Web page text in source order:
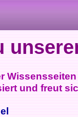
und freut